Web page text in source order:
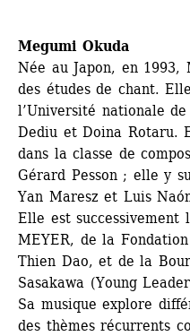
Megumi Okuda
Née au Japon, en 1993,
des études de chant.
l’Université nationale
Dediu et Doina Rotaru.
dans la classe de
Gérard Pesson ; elle y
Yan Maresz et Luis
Elle est
MEYER, de la
Thien Dao, et de la
Sasakawa (Young
Sa musique explore
des thèmes récurrents